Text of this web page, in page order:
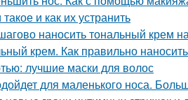
и как их устранить
наносить тональный крем
крем. Как правильно
лучшие маски для волос
для маленького носа.